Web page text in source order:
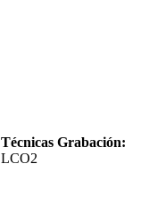
Técnicas Grabación:
LCO2